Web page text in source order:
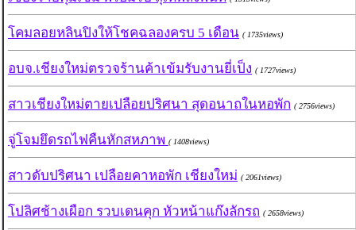
โคมลอยหลินปิงให้โชคฉลองครบ 5 เดือน ( 1735views)
อบจ.เชียงใหม่ตรวจร้านค้าเข้มรับงานยี่เป็ง ( 1727views)
สาวเชียงใหม่ตายเปลือยปริศนา สุดอนาถในหอพัก ( 2756views)
จู่โจมยึดรถไฟคืนหักสหภาพ ( 1408views)
สาวดับปริศนา เปลือยคาหอพัก เชียงใหม่ ( 2061views)
โปลิศช้างเผือก รวบเดนคุก หัวหน้าแก๊งลักรถ ( 2658views)